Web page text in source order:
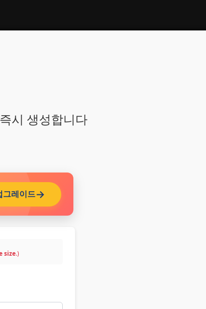
시 생성합니다
그레이드
size.)